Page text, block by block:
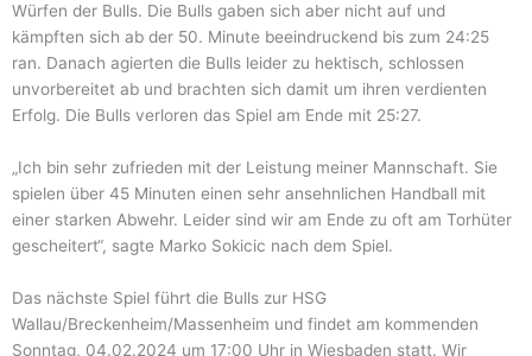
Würfen der Bulls. Die Bulls gaben sich aber nicht auf und
kämpften sich ab der 50. Minute beeindruckend bis zum 24:25
ran. Danach agierten die Bulls leider zu hektisch, schlossen
unvorbereitet ab und brachten sich damit um ihren verdienten
Erfolg. Die Bulls verloren das Spiel am Ende mit 25:27.
„Ich bin sehr zufrieden mit der Leistung meiner Mannschaft. Sie
spielen über 45 Minuten einen sehr ansehnlichen Handball mit
einer starken Abwehr. Leider sind wir am Ende zu oft am Torhüter
gescheitert“, sagte Marko Sokicic nach dem Spiel.
Das nächste Spiel führt die Bulls zur HSG
Wallau/Breckenheim/Massenheim und findet am kommenden
Sonntag, 04.02.2024 um 17:00 Uhr in Wiesbaden statt. Wir